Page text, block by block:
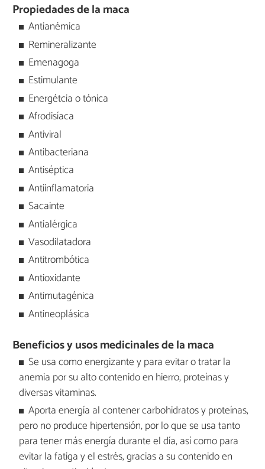
Propiedades de la maca
Antianémica
Remineralizante
Emenagoga
Estimulante
Energétcia o tónica
Afrodisíaca
Antiviral
Antibacteriana
Antiséptica
Antiinflamatoria
Sacainte
Antialérgica
Vasodilatadora
Antitrombótica
Antioxidante
Antimutagénica
Antineoplásica
Beneficios y usos medicinales de la maca
Se usa como energizante y para evitar o tratar la
anemia por su alto contenido en hierro, proteínas y
diversas vitaminas.
Aporta energía al contener carbohidratos y proteínas,
pero no produce hipertensión, por lo que se usa tanto
para tener más energía durante el día, así como para
evitar la fatiga y el estrés, gracias a su contenido en